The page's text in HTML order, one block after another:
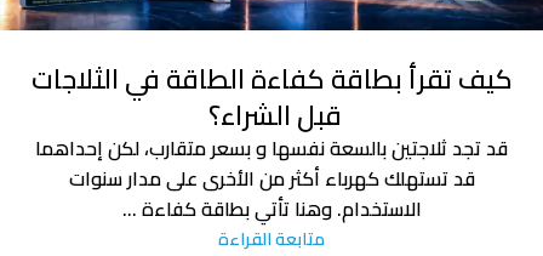
كيف تقرأ بطاقة كفاءة الطاقة في الثلاجات
قبل الشراء؟
قد تجد ثلاجتين بالسعة نفسها و بسعر متقارب، لكن إحداهما
قد تستهلك كهرباء أكثر من الأخرى على مدار سنوات
الاستخدام. وهنا تأتي بطاقة كفاءة ...
متابعة القراءة